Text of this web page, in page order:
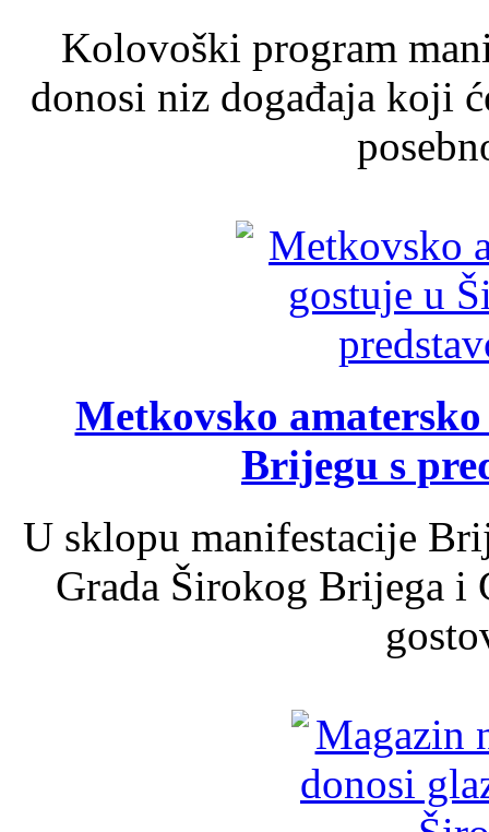
Kolovoški program
donosi niz događaja koji
Metkovsko
Brijegu s
U sklopu manifestacije
Grada Širokog Brijega